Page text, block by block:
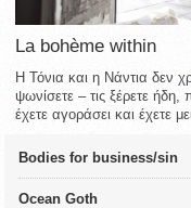
La bohème within
Η Τόνια και η Νάντια δεν
ψωνίσετε – τις ξέρετε ήδη,
έχετε αγοράσει και έχετε
Bodies for business/sin
Ocean Goth